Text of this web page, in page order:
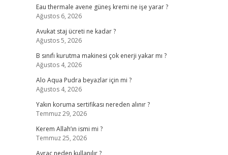
Eau thermale avene güneş kremi ne işe yarar ?
Ağustos 6, 2026
Avukat staj ücreti ne kadar ?
Ağustos 5, 2026
B sınıfı kurutma makinesi çok enerji yakar mı ?
Ağustos 4, 2026
Alo Aqua Pudra beyazlar için mi ?
Ağustos 4, 2026
Yakın koruma sertifikası nereden alınır ?
Temmuz 29, 2026
Kerem Allah’ın ismi mi ?
Temmuz 25, 2026
Ayraç neden kullanılır ?